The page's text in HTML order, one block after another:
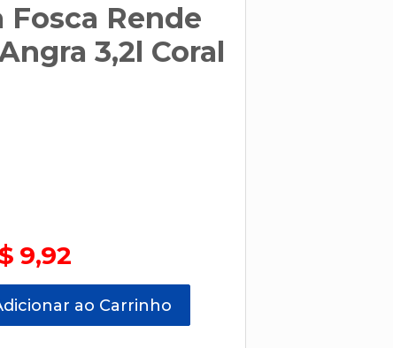
Rende
3,2l Coral
9,92
ao Carrinho